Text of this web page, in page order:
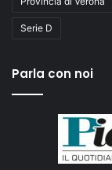
Serie D
Parla con noi